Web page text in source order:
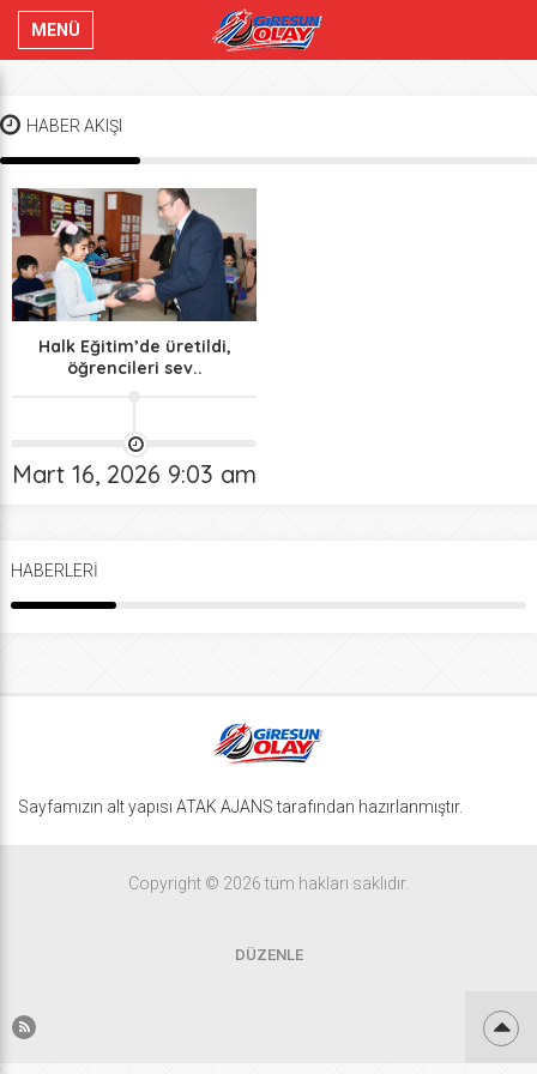
MENÜ
HABER AKIŞI
Halk Eğitim’de üretildi,
öğrencileri sev..
Mart 16, 2026 9:03 am
HABERLERİ
Sayfamızın alt yapısı ATAK AJANS tarafından hazırlanmıştır.
Copyright © 2026 tüm hakları saklıdır.
DÜZENLE